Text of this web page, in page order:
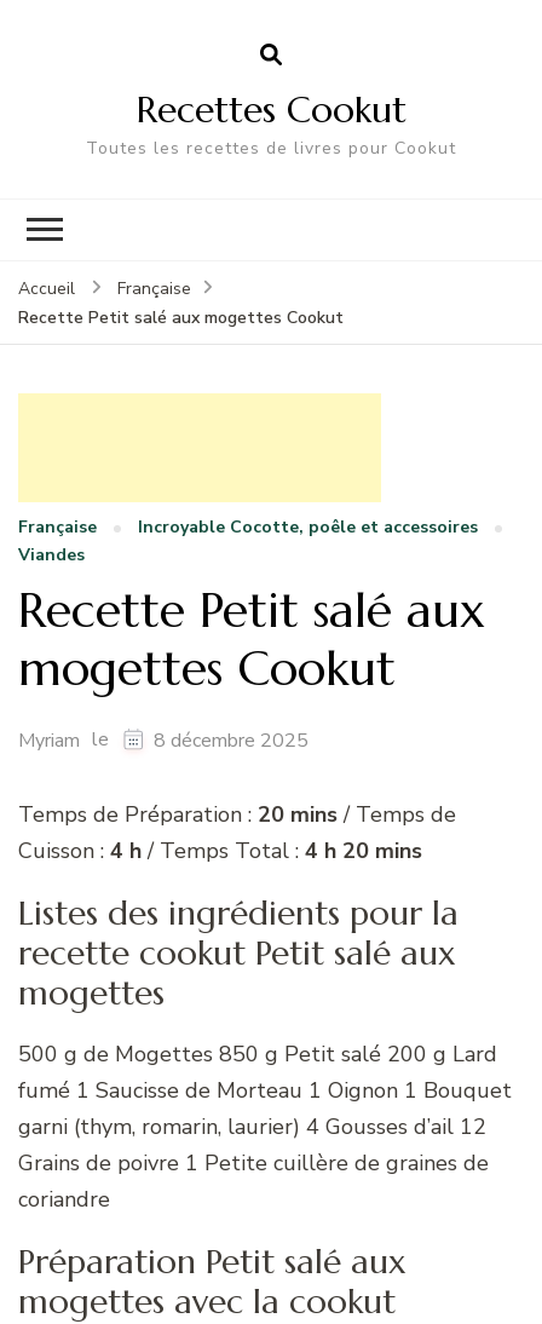
Recettes Cookut
Toutes les recettes de livres pour Cookut
Accueil
Française
Recette Petit salé aux mogettes Cookut
Française
Incroyable Cocotte, poêle et accessoires
Viandes
Recette Petit salé aux
mogettes Cookut
Myriam le 8 décembre 2025
Temps de Préparation : 20 mins/ Temps de
Cuisson : 4 h/ Temps Total : 4 h 20 mins
Listes des ingrédients pour la
recette cookut Petit salé aux
mogettes
500 g de Mogettes 850 g Petit salé 200 g Lard
fumé 1 Saucisse de Morteau 1 Oignon 1 Bouquet
garni (thym, romarin, laurier) 4 Gousses d’ail 12
Grains de poivre 1 Petite cuillère de graines de
coriandre
Préparation Petit salé aux
mogettes avec la cookut